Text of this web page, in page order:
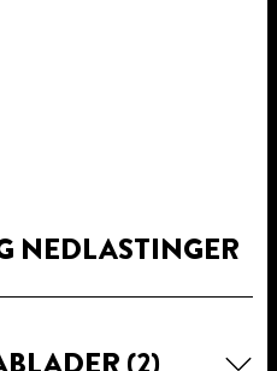
NEDLASTINGER